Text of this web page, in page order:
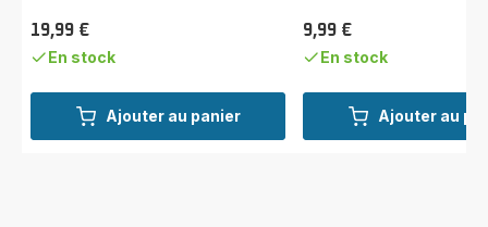
Ajouter au panier
Prix
19,99 €
En stock
Ajouter au
Prix
9,99 €
En stock